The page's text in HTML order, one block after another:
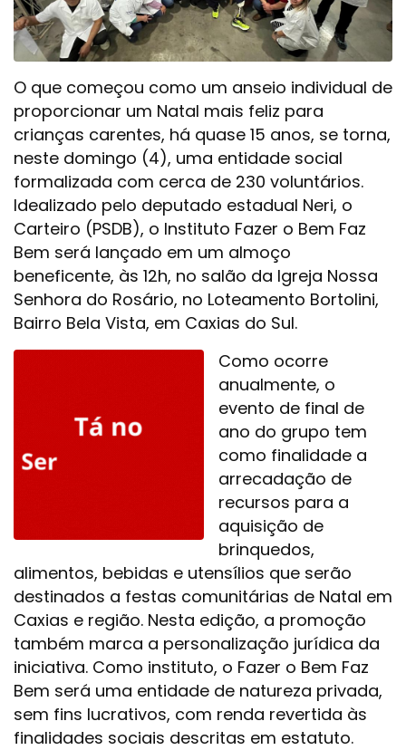
O que começou como um anseio individual de
proporcionar um Natal mais feliz para
crianças carentes, há quase 15 anos, se torna,
neste domingo (4), uma entidade social
formalizada com cerca de 230 voluntários.
Idealizado pelo deputado estadual Neri, o
Carteiro (PSDB), o Instituto Fazer o Bem Faz
Bem será lançado em um almoço
beneficente, às 12h, no salão da Igreja Nossa
Senhora do Rosário, no Loteamento Bortolini,
Bairro Bela Vista, em Caxias do Sul.
Como ocorre
anualmente, o
evento de final de
ano do grupo tem
como finalidade a
arrecadação de
recursos para a
aquisição de
brinquedos,
alimentos, bebidas e utensílios que serão
destinados a festas comunitárias de Natal em
Caxias e região. Nesta edição, a promoção
também marca a personalização jurídica da
iniciativa. Como instituto, o Fazer o Bem Faz
Bem será uma entidade de natureza privada,
sem fins lucrativos, com renda revertida às
finalidades sociais descritas em estatuto.